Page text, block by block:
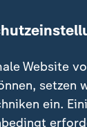
Bouffier
Website
setzen
ein.